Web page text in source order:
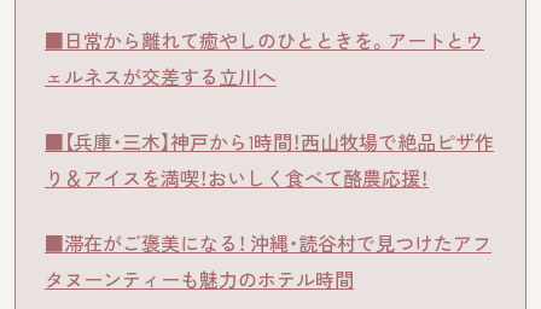
■日常から離れて癒やしのひとときを。アートとウ
ェルネスが交差する立川へ
■【兵庫・三木】神戸から1時間！西山牧場で絶品ピザ作
り＆アイスを満喫！おいしく食べて酪農応援！
■滞在がご褒美になる！ 沖縄・読谷村で見つけたアフ
タヌーンティーも魅力のホテル時間